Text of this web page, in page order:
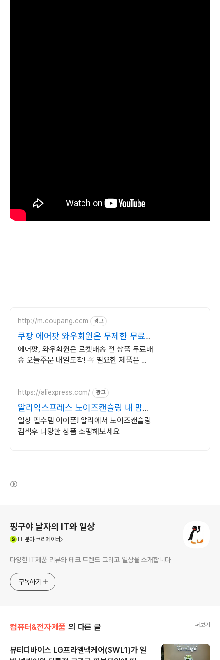
http://m.coupang.com 광고
쿠팡 에어팟 와우회원은 무제한 무료
배송
에어팟, 와우회원은 로켓배송 전 상품 무료배
송 오늘주문 내일도착! 꼭 필요한 제품은 쿠
https://aliexpress.com/ 광고
알리익스프레스 노이즈캔슬링 내 맘에
쏙드는 오늘의 특가
일상 필수템 이어폰! 알리에서 노이즈캔슬링
검색후 다양한 상품 쇼핑해보세요
핑구야 날자의 IT와 일상
IT 분야 크리에이터
다양한 IT제품 리뷰와 테크 트렌드 그리고 일상을 소개합니다
구독하기
컴퓨터&전자제품 의 다른 글 더보기
뷰티디바이스 LG프라엘넥케어(SWL1)가 일